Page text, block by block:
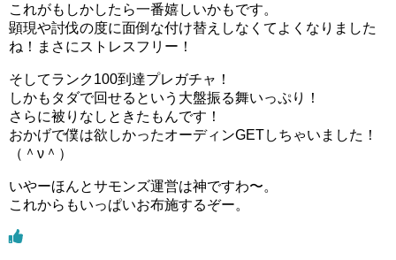
これがもしかしたら一番嬉しいかもです。
顕現や討伐の度に面倒な付け替えしなくてよくなりました
ね！まさにストレスフリー！
そしてランク100到達プレガチャ！
しかもタダで回せるという大盤振る舞いっぷり！
さらに被りなしときたもんです！
おかげで僕は欲しかったオーディンGETしちゃいました！
（＾ν＾）
いやーほんとサモンズ運営は神ですわ〜。
これからもいっぱいお布施するぞー。